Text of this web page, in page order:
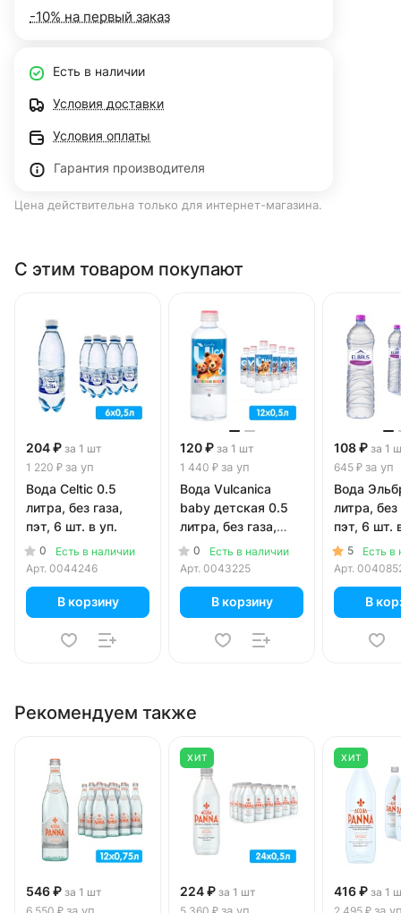
-10% на первый заказ
Есть в наличии
Условия доставки
Условия оплаты
Гарантия производителя
Цена действительна только для интернет-магазина.
С этим товаром покупают
204 ₽ за 1 шт
1 220 ₽ за уп
Вода Celtic 0.5
литра, без газа,
пэт, 6 шт. в уп.
0
Есть в наличии
Арт. 0044246
В корзину
120 ₽ за 1 шт
1 440 ₽ за уп
Вода Vulcanica
baby детская 0.5
литра, без газа,
пэт, 12 шт. в уп.
0
Есть в наличии
Арт. 0043225
В корзину
108 ₽ за 1
645 ₽ за уп
Вода
литра, без
пэт, 6 шт.
5
Есть в
Арт.
В
Рекомендуем также
546 ₽ за 1 шт
за уп
ХИТ
224 ₽ за 1 шт
за уп
ХИТ
416 ₽ за 1
за